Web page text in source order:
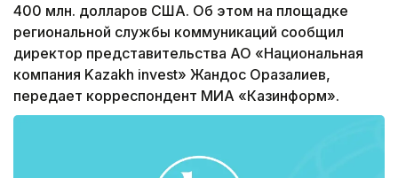
400 млн. долларов США. Об этом на площадке
региональной службы коммуникаций сообщил
директор представительства АО «Национальная
компания Kazakh invest» Жандос Оразалиев,
передает корреспондент МИА «Казинформ».